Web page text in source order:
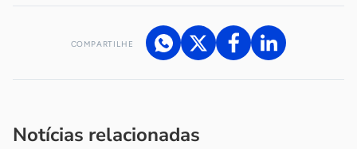
COMPARTILHE
Notícias relacionadas